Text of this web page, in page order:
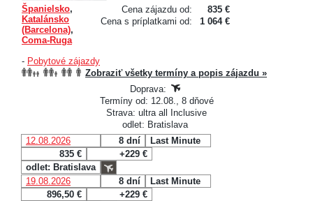
Cena zájazdu od:
835 €
Cena s príplatkami od:
1 064 €
Španielsko,
Katalánsko
(Barcelona),
Coma-Ruga
- Pobytové zájazdy
Zobraziť všetky termíny a popis zájazdu »
Doprava:
Termíny od: 12.08., 8 dňové
Strava: ultra all Inclusive
odlet: Bratislava
12.08.2026
8 dní
Last Minute
835 €
+229 €
odlet: Bratislava
19.08.2026
8 dní
Last Minute
896,50 €
+229 €